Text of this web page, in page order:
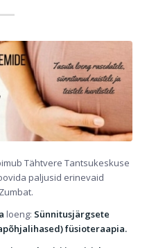
Tähtvere Tantsukeskuse
paljusid erinevaid
loeng: Sünnitusjärgsete
füsioteraapia.